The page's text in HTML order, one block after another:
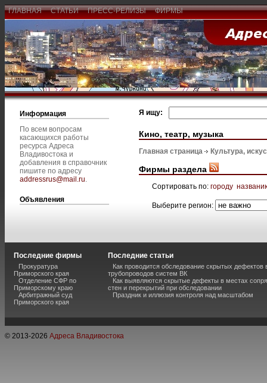
ГЛАВНАЯ СТАТЬИ ПРЕСС-РЕЛИЗЫ ФИРМЫ
Информация
По всем вопросам
касающихся работы
ресурса Адреса
Владивостока и
добавления в справочник
пишите по адресу
addressrus@mail.ru.
Объявления
Я ищу:
Кино, театр, музыка
Главная страница Культура,
Фирмы раздела
Сортировать по: городу
Выберите регион:
Последние фирмы
Прокуратура
Приморского края
Отделение СФР по
Приморскому краю
Арбитражный суд
Приморского края
Последние статьи
Как проводится обследование скрытых дефектов
трубопроводов систем ВК
Как выявляются скрытые дефекты в местах
стен и перекрытий при обследовании
Праздник и иллюзия контроля над масштабом
© 2013-2026 Адреса Владивостока